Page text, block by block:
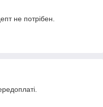
не потрібен.